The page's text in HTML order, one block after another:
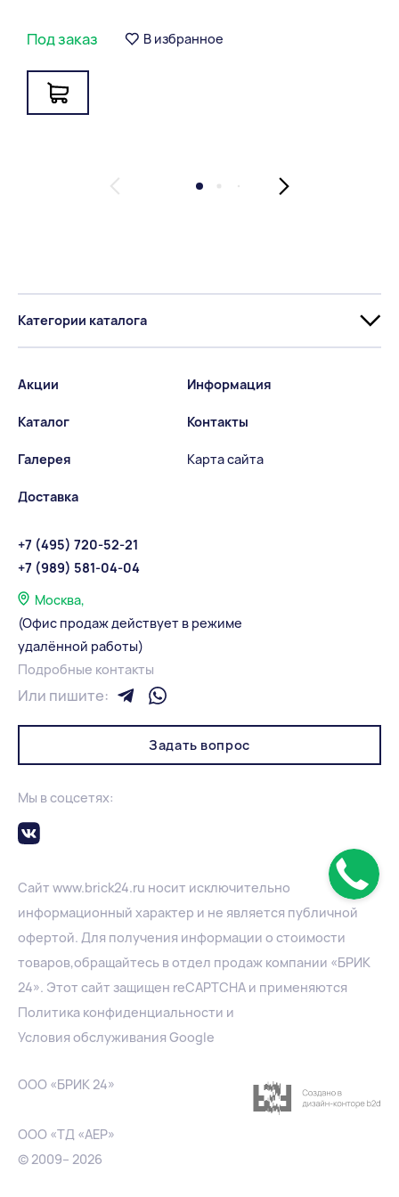
BRAER 12,4NF.pdf
Заключение на 14,3NF НИИМОССТРОЙ.pdf
Под заказ В избранное
Категории каталога
Акции
Каталог
Галерея
Доставка
Информация
Контакты
Карта сайта
+7 (495) 720-52-21
+7 (989) 581-04-04
Москва,
(Офис продаж действует в режиме
удалённой работы)
Подробные контакты
Или пишите:
Задать вопрос
Мы в соцсетях:
Сайт www.brick24.ru носит исключительно
информационный характер и не является публичной
офертой. Для получения информации о стоимости
товаров,обращайтесь в отдел продаж компании «БРИК
24». Этот сайт защищен reCAPTCHA и применяются
Политика конфиденциальности и
Условия обслуживания Google
ООО «БРИК 24»
ООО «ТД «АЕР»
© 2009– 2026